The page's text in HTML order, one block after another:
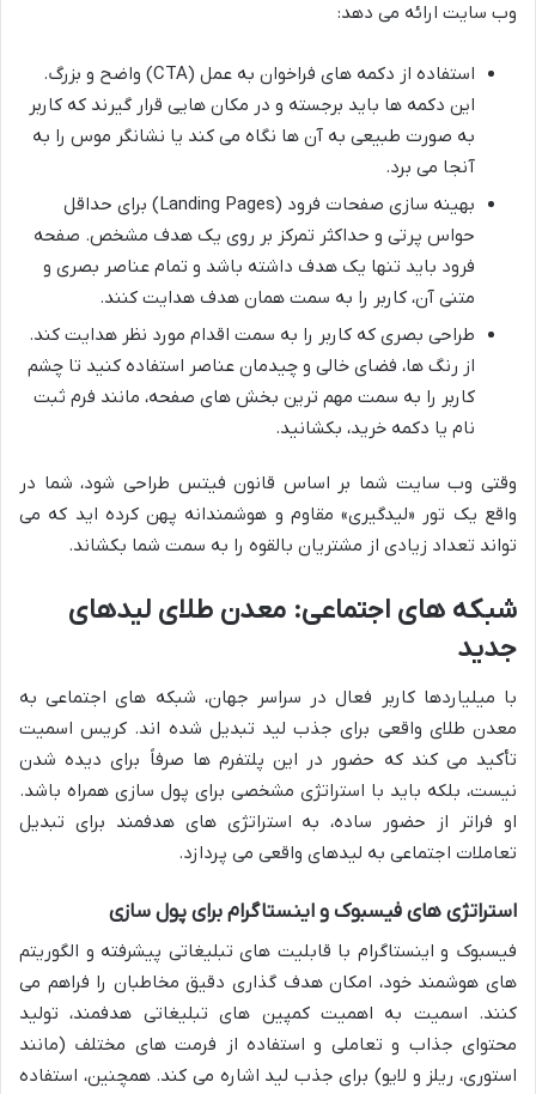
وب سایت ارائه می دهد:
استفاده از دکمه های فراخوان به عمل (CTA) واضح و بزرگ.
این دکمه ها باید برجسته و در مکان هایی قرار گیرند که کاربر
به صورت طبیعی به آن ها نگاه می کند یا نشانگر موس را به
آنجا می برد.
بهینه سازی صفحات فرود (Landing Pages) برای حداقل
حواس پرتی و حداکثر تمرکز بر روی یک هدف مشخص. صفحه
فرود باید تنها یک هدف داشته باشد و تمام عناصر بصری و
متنی آن، کاربر را به سمت همان هدف هدایت کنند.
طراحی بصری که کاربر را به سمت اقدام مورد نظر هدایت کند.
از رنگ ها، فضای خالی و چیدمان عناصر استفاده کنید تا چشم
کاربر را به سمت مهم ترین بخش های صفحه، مانند فرم ثبت
نام یا دکمه خرید، بکشانید.
وقتی وب سایت شما بر اساس قانون فیتس طراحی شود، شما در
واقع یک تور «لیدگیری» مقاوم و هوشمندانه پهن کرده اید که می
تواند تعداد زیادی از مشتریان بالقوه را به سمت شما بکشاند.
شبکه های اجتماعی: معدن طلای لیدهای
جدید
با میلیاردها کاربر فعال در سراسر جهان، شبکه های اجتماعی به
معدن طلای واقعی برای جذب لید تبدیل شده اند. کریس اسمیت
تأکید می کند که حضور در این پلتفرم ها صرفاً برای دیده شدن
نیست، بلکه باید با استراتژی مشخصی برای پول سازی همراه باشد.
او فراتر از حضور ساده، به استراتژی های هدفمند برای تبدیل
تعاملات اجتماعی به لیدهای واقعی می پردازد.
استراتژی های فیسبوک و اینستاگرام برای پول سازی
فیسبوک و اینستاگرام با قابلیت های تبلیغاتی پیشرفته و الگوریتم
های هوشمند خود، امکان هدف گذاری دقیق مخاطبان را فراهم می
کنند. اسمیت به اهمیت کمپین های تبلیغاتی هدفمند، تولید
محتوای جذاب و تعاملی و استفاده از فرمت های مختلف (مانند
استوری، ریلز و لایو) برای جذب لید اشاره می کند. همچنین، استفاده